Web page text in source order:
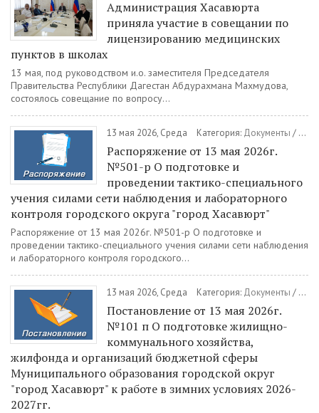
Администрация Хасавюрта
приняла участие в совещании по
лицензированию медицинских
пунктов в школах
13 мая, под руководством и.о. заместителя Председателя
Правительства Республики Дагестан Абдурахмана Махмудова,
состоялось совещание по вопросу...
13 мая 2026, Среда Категория: Документы /
Распоряжение от 13 мая 2026г.
№501-р О подготовке и
проведении тактико-специального
учения силами сети наблюдения и лабораторного
контроля городского округа "город Хасавюрт"
Распоряжение от 13 мая 2026г. №501-р О подготовке и
проведении тактико-специального учения силами сети наблюдения
и лабораторного контроля городского...
13 мая 2026, Среда Категория: Документы /
Постановление от 13 мая 2026г.
№101 п О подготовке жилищно-
коммунального хозяйства,
жилфонда и организаций бюджетной сферы
Муниципального образования городской округ
"город Хасавюрт" к работе в зимних условиях 2026-
2027гг.